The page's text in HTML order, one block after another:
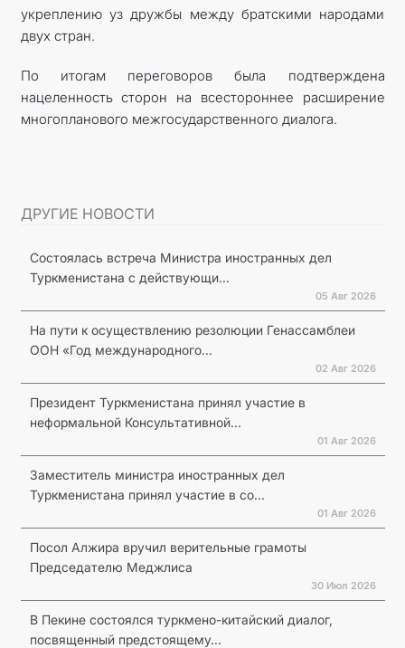
укреплению уз дружбы между братскими народами
двух стран.
По итогам переговоров была подтверждена
нацеленность сторон на всестороннее расширение
многопланового межгосударственного диалога.
ДРУГИЕ НОВОСТИ
Состоялась встреча Министра иностранных дел
Туркменистана с действующи...
05 Авг 2026
На пути к осуществлению резолюции Генассамблеи
ООН «Год международного...
02 Авг 2026
Президент Туркменистана принял участие в
неформальной Консультативной...
01 Авг 2026
Заместитель министра иностранных дел
Туркменистана принял участие в со...
01 Авг 2026
Посол Алжира вручил верительные грамоты
Председателю Меджлиса
30 Июл 2026
В Пекине состоялся туркмено-китайский диалог,
посвященный предстоящему...